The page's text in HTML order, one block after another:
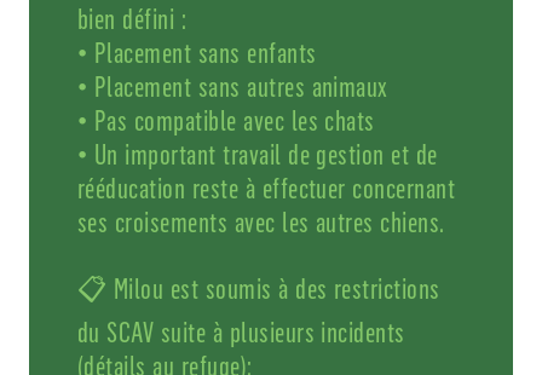
bien défini :
• Placement sans enfants
• Placement sans autres animaux
• Pas compatible avec les chats
• Un important travail de gestion et de
rééducation reste à effectuer concernant
ses croisements avec les autres chiens.
📋 Milou est soumis à des restrictions
du SCAV suite à plusieurs incidents
(détails au refuge):